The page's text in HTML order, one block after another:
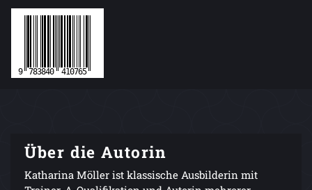
Über die Autorin
Katharina Möller ist klassische Ausbilderin mit